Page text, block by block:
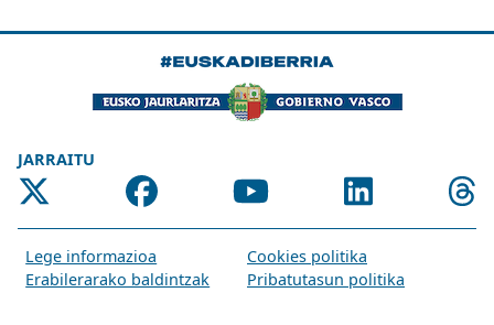
JARRAITU
Lege informazioa
Cookies politika
Erabilerarako baldintzak
Pribatutasun politika